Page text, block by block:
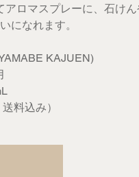
アロマスプレーに、石け
になれます。
KAJUEN)
料込み）